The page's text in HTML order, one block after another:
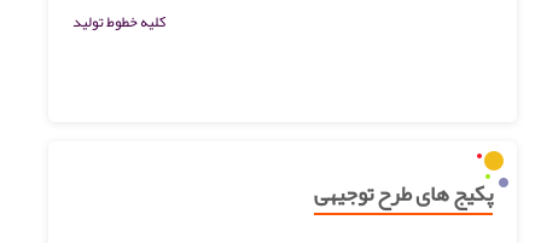
کلیه خطوط تولید
پکیج های طرح توجیهی